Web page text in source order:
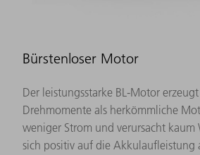
Bürstenloser Motor
Der leistungsstarke BL-Motor
Drehmomente als herkömmliche
weniger Strom und verursacht kaum
sich positiv auf die Akkulaufleistung